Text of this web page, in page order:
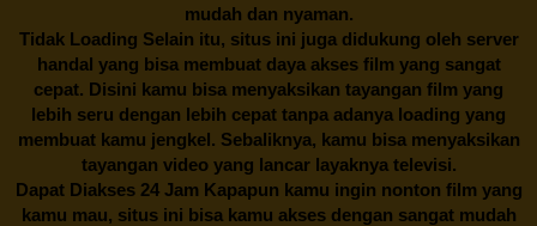
mudah dan nyaman.
Tidak Loading Selain itu, situs ini juga didukung oleh server
handal yang bisa membuat daya akses film yang sangat
cepat. Disini kamu bisa menyaksikan tayangan film yang
lebih seru dengan lebih cepat tanpa adanya loading yang
membuat kamu jengkel. Sebaliknya, kamu bisa menyaksikan
tayangan video yang lancar layaknya televisi.
Dapat Diakses 24 Jam Kapapun kamu ingin nonton film yang
kamu mau, situs ini bisa kamu akses dengan sangat mudah